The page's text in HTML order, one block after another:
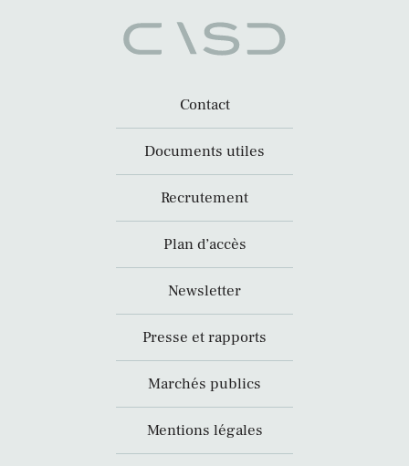
Contact
Documents utiles
Recrutement
Plan d’accès
Newsletter
Presse et rapports
Marchés publics
Mentions légales